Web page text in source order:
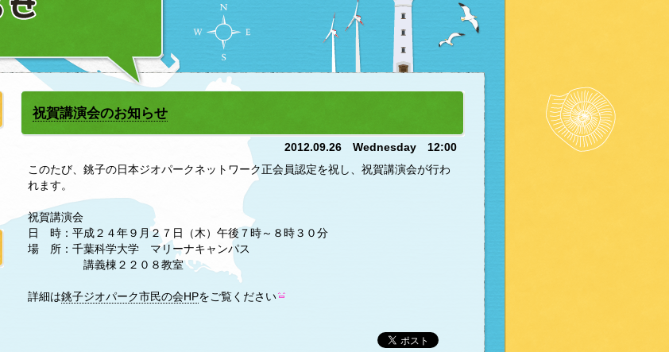
祝賀講演会のお知らせ
2012.09.26 Wednesday 12:00
このたび、銚子の日本ジオパークネットワーク正会員認定を祝し、祝賀講演会が行わ
れます。
祝賀講演会
日 時：平成２４年９月２７日（木）午後７時～８時３０分
場 所：千葉科学大学 マリーナキャンパス
講義棟２２０８教室
詳細は銚子ジオパーク市民の会HPをご覧ください